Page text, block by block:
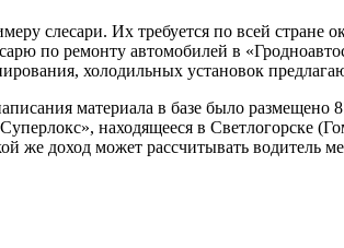
слесари. Их требуется по всей стране
по ремонту автомобилей в
холодильных установок
материала в базе было
находящееся в Светлогорске
же доход может рассчитывать водитель